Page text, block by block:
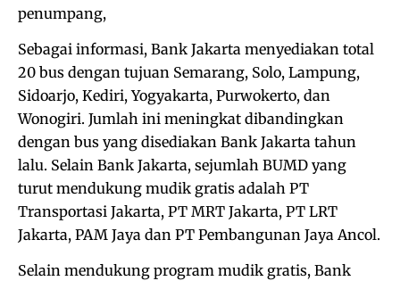
penumpang,
Sebagai informasi, Bank Jakarta menyediakan total
20 bus dengan tujuan Semarang, Solo, Lampung,
Sidoarjo, Kediri, Yogyakarta, Purwokerto, dan
Wonogiri. Jumlah ini meningkat dibandingkan
dengan bus yang disediakan Bank Jakarta tahun
lalu. Selain Bank Jakarta, sejumlah BUMD yang
turut mendukung mudik gratis adalah PT
Transportasi Jakarta, PT MRT Jakarta, PT LRT
Jakarta, PAM Jaya dan PT Pembangunan Jaya Ancol.
Selain mendukung program mudik gratis, Bank